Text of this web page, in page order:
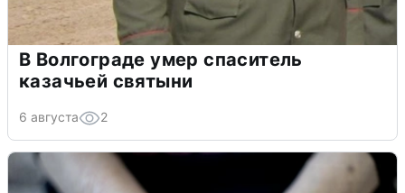
В Волгограде умер спаситель
казачьей святыни
6 августа 2